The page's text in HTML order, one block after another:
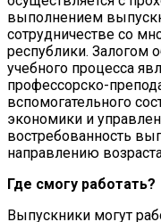
выполнением
сотрудничестве со
республики. Залогом
учебного процесса
профессорско-
вспомогательного
экономики и
востребованность
направлению
Где смогу работать?
Выпускники могут